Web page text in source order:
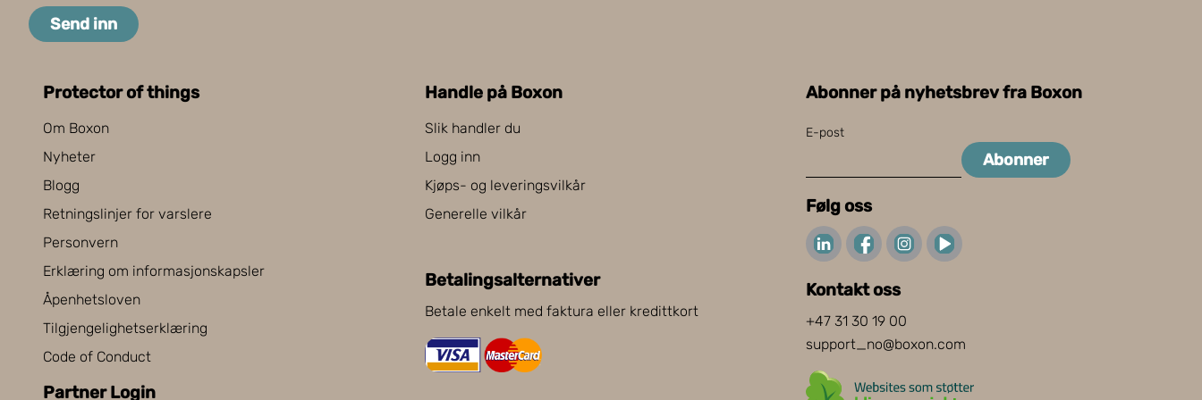
Send inn
Protector of things
Om Boxon
Nyheter
Blogg
Retningslinjer for varslere
Personvern
Erklæring om informasjonskapsler
Åpenhetsloven
Tilgjengelighetserklæring
Code of Conduct
Partner Login
Handle på Boxon
Slik handler du
Logg inn
Kjøps- og leveringsvilkår
Generelle vilkår
Betalingsalternativer
Betale enkelt med faktura eller kredittkort
Abonner på nyhetsbrev fra Boxon
E-post
Abonner
Følg oss
Kontakt oss
+47 31 30 19 00
support_no@boxon.com